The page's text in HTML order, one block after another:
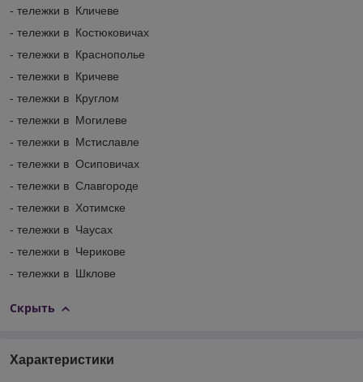
- тележки в Кличеве
- тележки в Костюковичах
- тележки в Краснополье
- тележки в Кричеве
- тележки в Круглом
- тележки в Могилеве
- тележки в Мстиславле
- тележки в Осиповичах
- тележки в Славгороде
- тележки в Хотимске
- тележки в Чаусах
- тележки в Черикове
- тележки в Шклове
Скрыть
Характеристики